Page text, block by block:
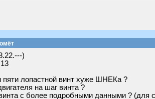
)
пяти лопастной винт хуже ШНЕКа ?
на шаг винта ?
с более подробными данными ? (для